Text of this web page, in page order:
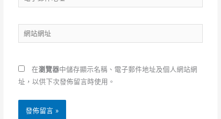
子
件
地
*
站
址
在瀏覽器中儲存顯示名稱、電子郵件地址及個人網站網
址，以供下次發佈留言時使用。